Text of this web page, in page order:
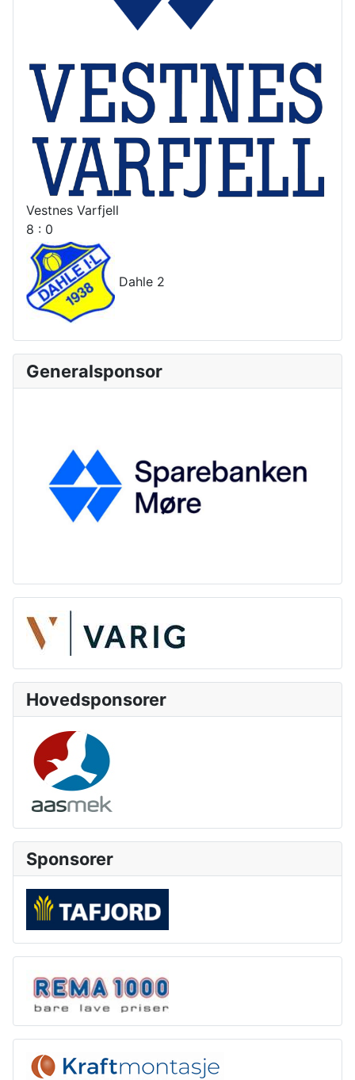
Vestnes Varfjell
8 : 0
Dahle 2
Generalsponsor
Hovedsponsorer
Sponsorer